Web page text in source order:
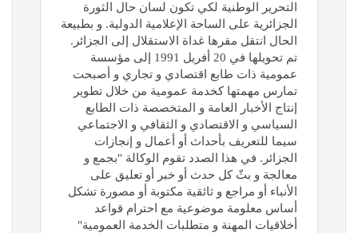
التحرير الوطنية لكي تكون لسان حال الثورة
الجزائرية على الساحة الإعلامية الدولية. و بطبيعة
الحال انتقل مقرها غداة الاستقلال إلى الجزائر.
تم تحويلها في 20 أفريل 1991 إلى مؤسسة
عمومية ذات طابع اقتصادي و تجاري و أصبحت
تمارس مهمتها كخدمة عمومية من خلال تطوير
إنتاج الأخبار العامة و المتخصصة ذات الطابع
السياسي و الاقتصادي و الثقافي و الاجتماعي
سيما للتعريف بأحداث أو أعمال و إنجازات
الجزائر. في هذا الصدد تقوم الوكالة "بجمع و
معالجة و بثّ كل حدث أو خبر أو تعليق على
الأنباء أو مراجع و ثائقية مكتوبة أو مصورة تشكل
أساس معلومة موضوعية مع احترام قواعد
أخلاقيات المهنة و متطلبات الخدمة العمومية"